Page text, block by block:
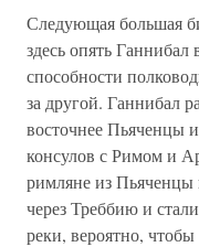
Следующая большая
здесь опять Ганнибал
способности
за другой. Ганнибал
восточнее Пьяченцы
консулов с Римом и
римляне из Пьяченцы
через Треббию и
реки, вероятно,